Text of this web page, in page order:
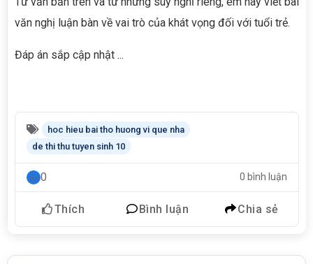
văn nghị luận bàn về vai trò của khát vọng đối với tuổi trẻ.
Đáp án sắp cập nhật ...
hoc hieu bai tho huong vi que nha
de thi thu tuyen sinh 10
0 0 bình luận
Thích Bình luận Chia sẻ